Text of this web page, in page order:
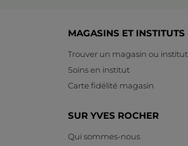
MAGASINS ET INSTITUTS
Trouver un magasin ou institut
Soins en institut
Carte fidélité magasin
SUR YVES ROCHER
Qui sommes-nous